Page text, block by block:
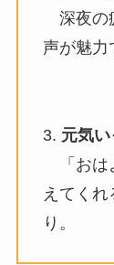
深夜の
声が魅力
3. 元気い
「おは
えてく
り。